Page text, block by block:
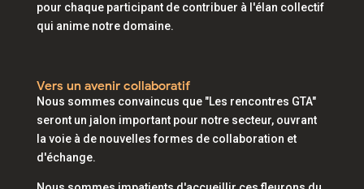
pour chaque participant de contribuer à l'élan collectif
qui anime notre domaine.
Vers un avenir collaboratif
Nous sommes convaincus que "Les rencontres GTA"
seront un jalon important pour notre secteur, ouvrant
la voie à de nouvelles formes de collaboration et
d'échange.